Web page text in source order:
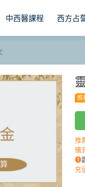
中西醫課程 西方占
推
推
購
❶
充